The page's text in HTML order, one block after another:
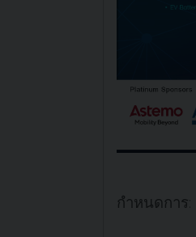
กำหนดการ: